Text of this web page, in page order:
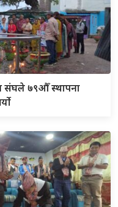
संघले ७९औँ स्थापना